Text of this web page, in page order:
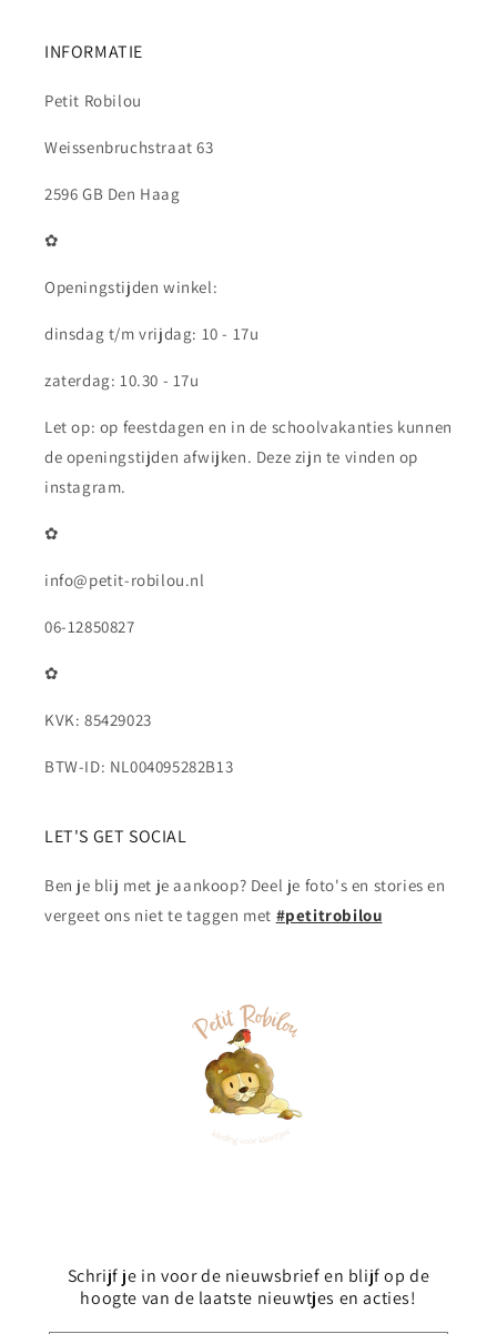
INFORMATIE
Petit Robilou
Weissenbruchstraat 63
2596 GB Den Haag
✿
Openingstijden winkel:
dinsdag t/m vrijdag: 10 - 17u
zaterdag: 10.30 - 17u
Let op: op feestdagen en in de schoolvakanties kunnen
de openingstijden afwijken. Deze zijn te vinden op
instagram.
✿
info@petit-robilou.nl
06-12850827
✿
KVK: 85429023
BTW-ID: NL004095282B13
LET'S GET SOCIAL
Ben je blij met je aankoop? Deel je foto's en stories en
vergeet ons niet te taggen met #petitrobilou
Schrijf je in voor de nieuwsbrief en blijf op de
hoogte van de laatste nieuwtjes en acties!